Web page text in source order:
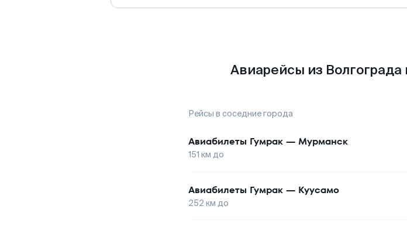
Авиарейсы из
Рейсы в соседние города
Авиабилеты Гумрак — Мурманск
151 км до
Авиабилеты Гумрак — Куусамо
252 км до